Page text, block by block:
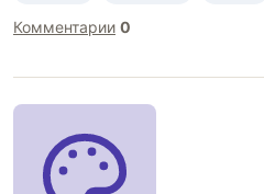
Комментарии 0